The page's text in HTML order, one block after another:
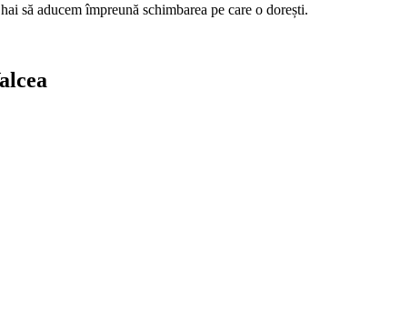
să aducem împreună schimbarea pe care o dorești.